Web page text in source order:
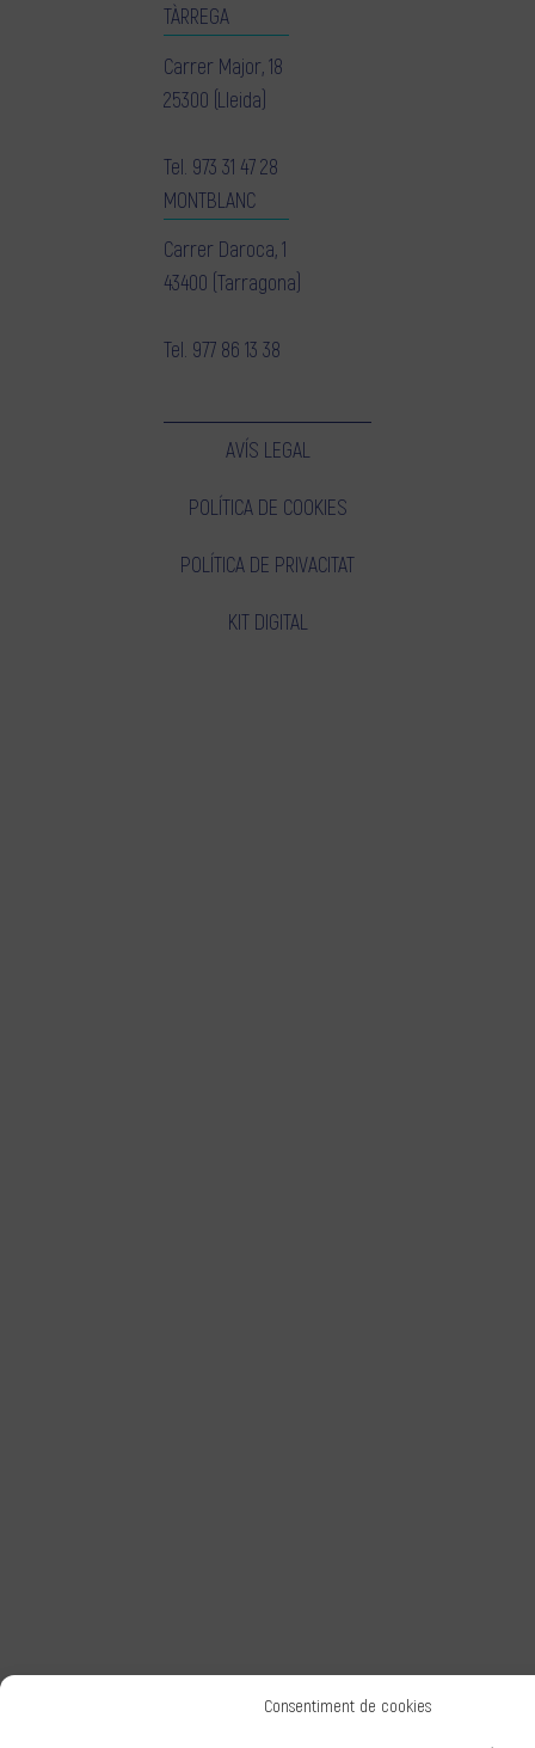
Consentiment de cookies
TÀRREGA
Carrer Major, 18
25300 (Lleida)
Tel. 973 31 47 28
MONTBLANC
Carrer Daroca, 1
43400 (Tarragona)
Tel. 977 86 13 38
AVÍS LEGAL
POLÍTICA DE COOKIES
POLÍTICA DE PRIVACITAT
KIT DIGITAL